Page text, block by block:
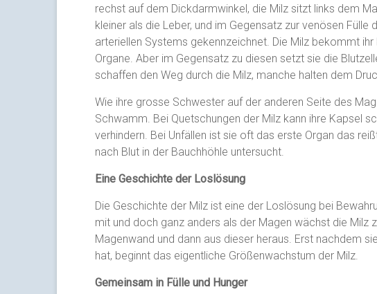
rechst auf dem Dickdarmwinkel, die Milz sitzt links dem
kleiner als die Leber, und im Gegensatz zur venösen Fülle
arteriellen Systems gekennzeichnet. Die Milz bekommt
Organe. Aber im Gegensatz zu diesen setzt sie die
schaffen den Weg durch die Milz, manche halten dem
Wie ihre grosse Schwester auf der anderen Seite des
Schwamm. Bei Quetschungen der Milz kann ihre Kapsel
verhindern. Bei Unfällen ist sie oft das erste Organ das
nach Blut in der Bauchhöhle untersucht.
Eine Geschichte der Loslösung
Die Geschichte der Milz ist eine der Loslösung bei
mit und doch ganz anders als der Magen wächst die Milz
Magenwand und dann aus dieser heraus. Erst nachdem
hat, beginnt das eigentliche Größenwachstum der Milz.
Gemeinsam in Fülle und Hunger